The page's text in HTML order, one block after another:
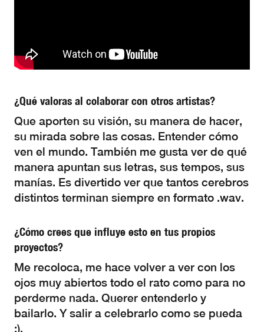
¿Qué valoras al colaborar con otros artistas?
Que aporten su visión, su manera de hacer,
su mirada sobre las cosas. Entender cómo
ven el mundo. También me gusta ver de qué
manera apuntan sus letras, sus tempos, sus
manías. Es divertido ver que tantos cerebros
distintos terminan siempre en formato .wav.
¿Cómo crees que influye esto en tus propios
proyectos?
Me recoloca, me hace volver a ver con los
ojos muy abiertos todo el rato como para no
perderme nada. Querer entenderlo y
bailarlo. Y salir a celebrarlo como se pueda
:).